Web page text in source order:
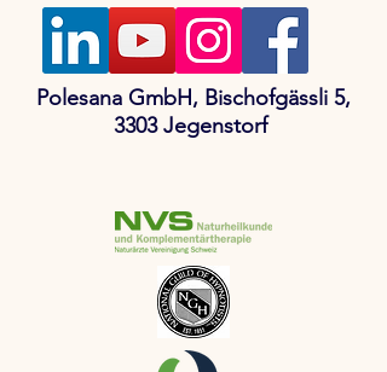
Polesana GmbH, Bischofgässli 5,
3303 Jegenstorf